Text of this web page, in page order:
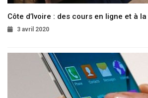
Côte d’Ivoire : des cours en ligne et à
3 avril 2020